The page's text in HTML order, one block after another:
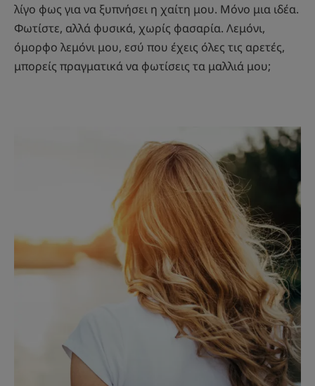
λίγο φως για να ξυπνήσει η χαίτη μου. Μόνο μια ιδέα.
Φωτίστε, αλλά φυσικά, χωρίς φασαρία. Λεμόνι,
όμορφο λεμόνι μου, εσύ που έχεις όλες τις αρετές,
μπορείς πραγματικά να φωτίσεις τα μαλλιά μου;